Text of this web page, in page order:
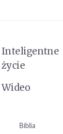
Inteligentne
życie
Wideo
Biblia